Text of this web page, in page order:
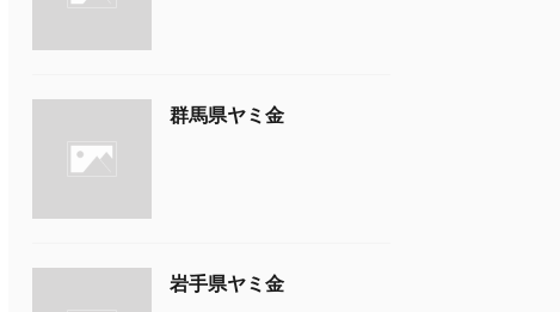
群馬県ヤミ金
岩手県ヤミ金